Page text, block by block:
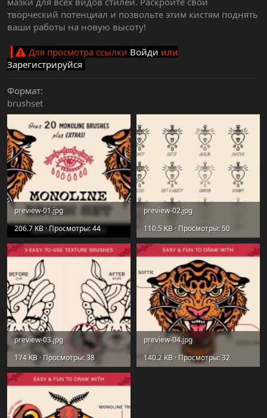
творческий потенциал и позвольте этим кистям поднять
ваши работы на новую высоту!
Для просмотра ссылки Войди или
Зарегистрируйся
Формат
brushset
preview-01.jpg
206.7 KB · Просмотры: 44
preview-02.jpg
110.5 KB · Просмотры: 50
preview-03.jpg
174 KB · Просмотры: 38
preview-04.jpg
140.2 KB · Просмотры: 32